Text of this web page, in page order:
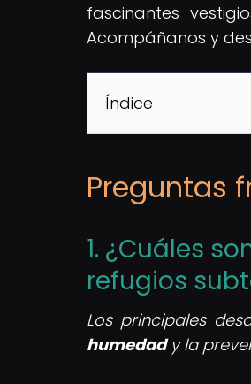
fascinantes
Acompáñanos y
Índice
Preguntas
1. ¿Cuáles
refugios
Los principales
humedady la